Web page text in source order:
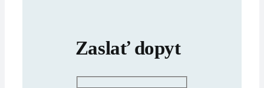
Zaslať dopyt